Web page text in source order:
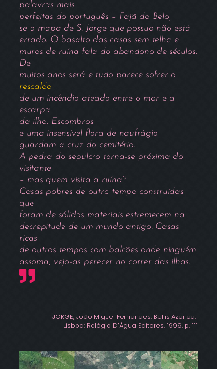
palavras mais
perfeitas do português – Fajã do Belo,
se o mapa de S. Jorge que possuo não está
errado. O basalto das casas sem telha e
muros de ruína fala do abandono de séculos.
De
muitos anos será e tudo parece sofrer o
rescaldo
de um incêndio ateado entre o mar e a
escarpa
da ilha. Escombros
e uma insensível flora de naufrágio
guardam a cruz do cemitério.
A pedra do sepulcro torna-se próxima do
visitante
– mas quem visita a ruína?
Casas pobres de outro tempo construídas
que
foram de sólidos materiais estremecem na
decrepitude de um mundo antigo. Casas
ricas
de outros tempos com balcões onde ninguém
assoma, vejo-as perecer no correr das ilhas.
JORGE, João Miguel Fernandes. Bellis Azorica.
Lisboa: Relógio D’Água Editores, 1999. p. 111